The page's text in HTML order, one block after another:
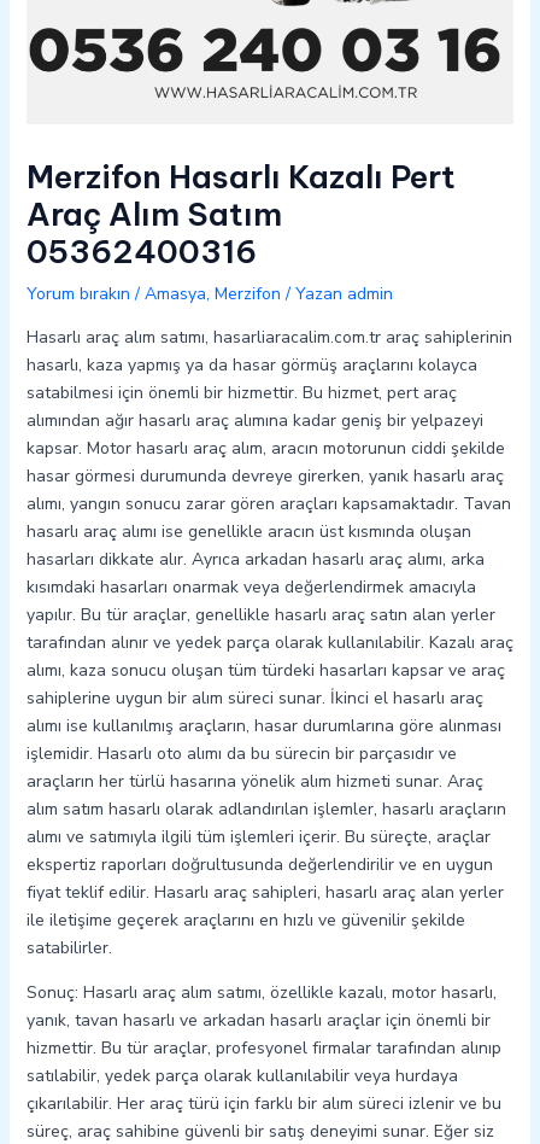
Merzifon Hasarlı Kazalı Pert
Araç Alım Satım
05362400316
Yorum bırakın / Amasya, Merzifon / Yazan admin
Hasarlı araç alım satımı, hasarliaracalim.com.tr araç sahiplerinin
hasarlı, kaza yapmış ya da hasar görmüş araçlarını kolayca
satabilmesi için önemli bir hizmettir. Bu hizmet, pert araç
alımından ağır hasarlı araç alımına kadar geniş bir yelpazeyi
kapsar. Motor hasarlı araç alım, aracın motorunun ciddi şekilde
hasar görmesi durumunda devreye girerken, yanık hasarlı araç
alımı, yangın sonucu zarar gören araçları kapsamaktadır. Tavan
hasarlı araç alımı ise genellikle aracın üst kısmında oluşan
hasarları dikkate alır. Ayrıca arkadan hasarlı araç alımı, arka
kısımdaki hasarları onarmak veya değerlendirmek amacıyla
yapılır. Bu tür araçlar, genellikle hasarlı araç satın alan yerler
tarafından alınır ve yedek parça olarak kullanılabilir. Kazalı araç
alımı, kaza sonucu oluşan tüm türdeki hasarları kapsar ve araç
sahiplerine uygun bir alım süreci sunar. İkinci el hasarlı araç
alımı ise kullanılmış araçların, hasar durumlarına göre alınması
işlemidir. Hasarlı oto alımı da bu sürecin bir parçasıdır ve
araçların her türlü hasarına yönelik alım hizmeti sunar. Araç
alım satım hasarlı olarak adlandırılan işlemler, hasarlı araçların
alımı ve satımıyla ilgili tüm işlemleri içerir. Bu süreçte, araçlar
ekspertiz raporları doğrultusunda değerlendirilir ve en uygun
fiyat teklif edilir. Hasarlı araç sahipleri, hasarlı araç alan yerler
ile iletişime geçerek araçlarını en hızlı ve güvenilir şekilde
satabilirler.
Sonuç: Hasarlı araç alım satımı, özellikle kazalı, motor hasarlı,
yanık, tavan hasarlı ve arkadan hasarlı araçlar için önemli bir
hizmettir. Bu tür araçlar, profesyonel firmalar tarafından alınıp
satılabilir, yedek parça olarak kullanılabilir veya hurdaya
çıkarılabilir. Her araç türü için farklı bir alım süreci izlenir ve bu
süreç, araç sahibine güvenli bir satış deneyimi sunar. Eğer siz